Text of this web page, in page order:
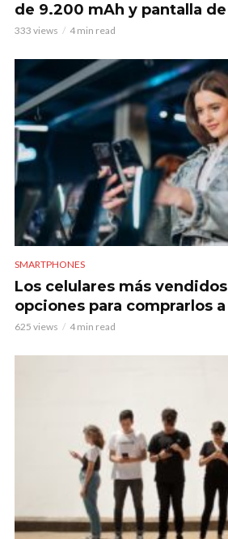
de 9.200 mAh y pantalla
333 views 4 min read
SMARTPHONES
Los celulares más
opciones para comprarlos
625 views 4 min read